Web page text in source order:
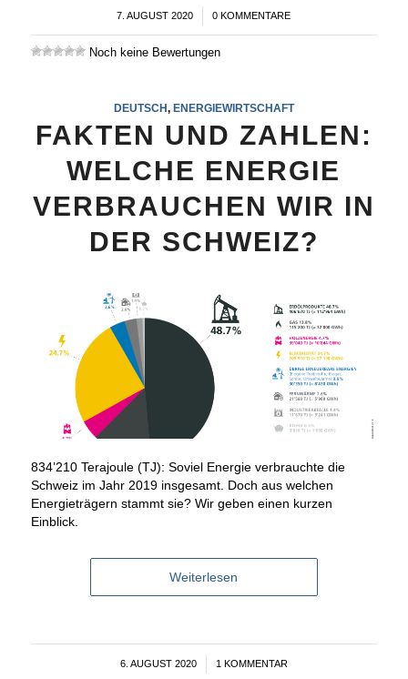
7. AUGUST 2020
/ 0 KOMMENTARE
Noch keine Bewertungen
DEUTSCH, ENERGIEWIRTSCHAFT
FAKTEN UND ZAHLEN:
WELCHE ENERGIE
VERBRAUCHEN WIR IN
DER SCHWEIZ?
834’210 Terajoule (TJ): Soviel Energie verbrauchte die
Schweiz im Jahr 2019 insgesamt. Doch aus welchen
Energieträgern stammt sie? Wir geben einen kurzen
Einblick.
Weiterlesen
6. AUGUST 2020
/ 1 KOMMENTAR